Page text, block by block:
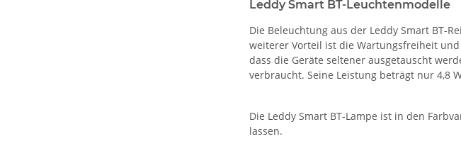
Leddy Smart BT-Leuchtenmodelle
Die Beleuchtung aus der Leddy Smart BT-
weiterer Vorteil ist die Wartungsfreiheit
dass die Geräte seltener ausgetauscht
verbraucht. Seine Leistung beträgt nur 4,8
Die Leddy Smart BT-Lampe ist in den
lassen.